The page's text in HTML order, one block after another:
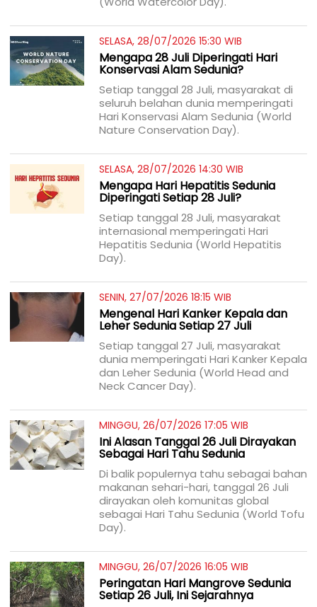
SELASA, 28/07/2026 15:30 WIB
Mengapa 28 Juli Diperingati Hari
Konservasi Alam Sedunia?
Setiap tanggal 28 Juli, masyarakat di
seluruh belahan dunia memperingati
Hari Konservasi Alam Sedunia (World
Nature Conservation Day).
SELASA, 28/07/2026 14:30 WIB
Mengapa Hari Hepatitis Sedunia
Diperingati Setiap 28 Juli?
Setiap tanggal 28 Juli, masyarakat
internasional memperingati Hari
Hepatitis Sedunia (World Hepatitis
Day).
SENIN, 27/07/2026 18:15 WIB
Mengenal Hari Kanker Kepala dan
Leher Sedunia Setiap 27 Juli
Setiap tanggal 27 Juli, masyarakat
dunia memperingati Hari Kanker Kepala
dan Leher Sedunia (World Head and
Neck Cancer Day).
MINGGU, 26/07/2026 17:05 WIB
Ini Alasan Tanggal 26 Juli Dirayakan
Sebagai Hari Tahu Sedunia
Di balik populernya tahu sebagai bahan
makanan sehari-hari, tanggal 26 Juli
dirayakan oleh komunitas global
sebagai Hari Tahu Sedunia (World Tofu
Day).
MINGGU, 26/07/2026 16:05 WIB
Peringatan Hari Mangrove Sedunia
Setiap 26 Juli, Ini Sejarahnya